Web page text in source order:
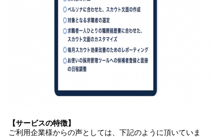
【サービスの特徴】
ご利用企業様からの声としては、下記のように頂いていま